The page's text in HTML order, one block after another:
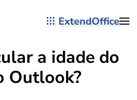
ExtendOffice
a idade do
Outlook?